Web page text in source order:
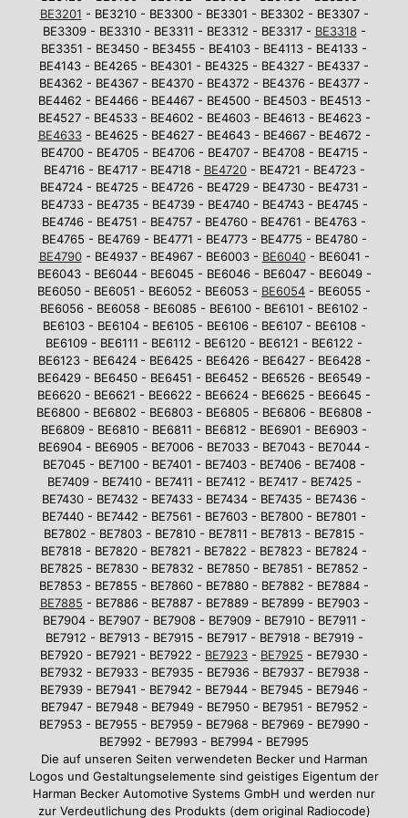
BE3201 - BE3210 - BE3300 - BE3301 - BE3302 - BE3307 -
BE3309 - BE3310 - BE3311 - BE3312 - BE3317 - BE3318-
BE3351 - BE3450 - BE3455 - BE4103 - BE4113 - BE4133 -
BE4143 - BE4265 - BE4301 - BE4325 - BE4327 - BE4337 -
BE4362 - BE4367 - BE4370 - BE4372 - BE4376 - BE4377 -
BE4462 - BE4466 - BE4467 - BE4500 - BE4503 - BE4513 -
BE4527 - BE4533 - BE4602 - BE4603 - BE4613 - BE4623 -
BE4633- BE4625 - BE4627 - BE4643 - BE4667 - BE4672 -
BE4700 - BE4705 - BE4706 - BE4707 - BE4708 - BE4715 -
BE4716 - BE4717 - BE4718 - BE4720- BE4721 - BE4723 -
BE4724 - BE4725 - BE4726 - BE4729 - BE4730 - BE4731 -
BE4733 - BE4735 - BE4739 - BE4740 - BE4743 - BE4745 -
BE4746 - BE4751 - BE4757 - BE4760 - BE4761 - BE4763 -
BE4765 - BE4769 - BE4771 - BE4773 - BE4775 - BE4780 -
BE4790- BE4937 - BE4967 - BE6003 - BE6040- BE6041 -
BE6043 - BE6044 - BE6045 - BE6046 - BE6047 - BE6049 -
BE6050 - BE6051 - BE6052 - BE6053 - BE6054 - BE6055 -
BE6056 - BE6058 - BE6085 - BE6100 - BE6101 - BE6102 -
BE6103 - BE6104 - BE6105 - BE6106 - BE6107 - BE6108 -
BE6109 - BE6111 - BE6112 - BE6120 - BE6121 - BE6122 -
BE6123 - BE6424 - BE6425 - BE6426 - BE6427 - BE6428 -
BE6429 - BE6450 - BE6451 - BE6452 - BE6526 - BE6549 -
BE6620 - BE6621 - BE6622 - BE6624 - BE6625 - BE6645 -
BE6800 - BE6802 - BE6803 - BE6805 - BE6806 - BE6808 -
BE6809 - BE6810 - BE6811 - BE6812 - BE6901 - BE6903 -
BE6904 - BE6905 - BE7006 - BE7033 - BE7043 - BE7044 -
BE7045 - BE7100 - BE7401 - BE7403 - BE7406 - BE7408 -
BE7409 - BE7410 - BE7411 - BE7412 - BE7417 - BE7425 -
BE7430 - BE7432 - BE7433 - BE7434 - BE7435 - BE7436 -
BE7440 - BE7442 - BE7561 - BE7603 - BE7800 - BE7801 -
BE7802 - BE7803 - BE7810 - BE7811 - BE7813 - BE7815 -
BE7818 - BE7820 - BE7821 - BE7822 - BE7823 - BE7824 -
BE7825 - BE7830 - BE7832 - BE7850 - BE7851 - BE7852 -
BE7853 - BE7855 - BE7860 - BE7880 - BE7882 - BE7884 -
BE7885 - BE7886 - BE7887 - BE7889 - BE7899 - BE7903 -
BE7904 - BE7907 - BE7908 - BE7909 - BE7910 - BE7911 -
BE7912 - BE7913 - BE7915 - BE7917 - BE7918 - BE7919 -
BE7920 - BE7921 - BE7922 - BE7923 - BE7925 - BE7930 -
BE7932 - BE7933 - BE7935 - BE7936 - BE7937 - BE7938 -
BE7939 - BE7941 - BE7942 - BE7944 - BE7945 - BE7946 -
BE7947 - BE7948 - BE7949 - BE7950 - BE7951 - BE7952 -
BE7953 - BE7955 - BE7959 - BE7968 - BE7969 - BE7990 -
BE7992 - BE7993 - BE7994 - BE7995
Die auf unseren Seiten verwendeten Becker und Harman
Logos und Gestaltungselemente sind geistiges Eigentum der
Harman Becker Automotive Systems GmbH und werden nur
zur Verdeutlichung des Produkts (dem original Radiocode)